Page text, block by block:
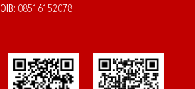
OIB: 08516152078